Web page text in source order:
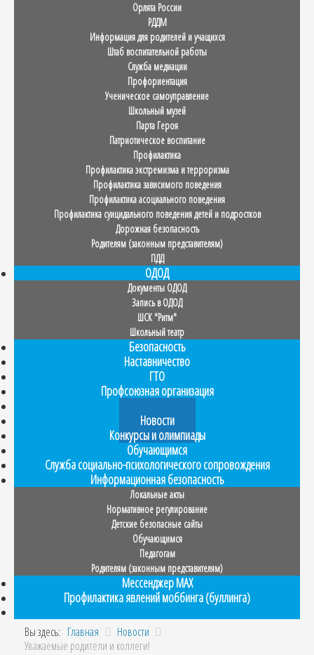
Орлята России
РДДМ
Информация для родителей и учащихся
Штаб воспитательной работы
Служба медиации
Профориентация
Ученическое самоуправление
Школьный музей
Парта Героя
Патриотическое воспитание
Профилактика
Профилактика экстремизма и терроризма
Профилактика зависимого поведения
Профилактика асоциального поведения
Профилактика суицидального поведения детей и подростков
Дорожная безопасность
Родителям (законным представителям)
ПДД
ОДОД
Документы ОДОД
Запись в ОДОД
ШСК "Ритм"
Школьный театр
Безопасность
Наставничество
ГТО
Профсоюзная организация
Новости
Конкурсы и олимпиады
Обучающимся
Служба социально-психологического сопровождения
Информационная безопасность
Локальные акты
Нормативное регулирование
Детские безопасные сайты
Обучающимся
Педагогам
Родителям (законным представителям)
Мессенджер MAX
Профилактика явлений моббинга (буллинга)
Вы здесь: Главная
Новости
Уважаемые родители и коллеги!